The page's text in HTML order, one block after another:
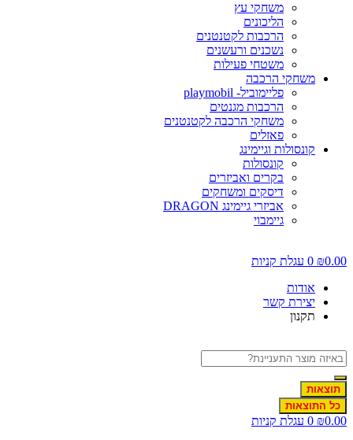
משחקי עץ
הליכונים
הרכבות לקטנטנים
נשכנים ורעשנים
משטחי פעילות
משחקי הרכבה
פליימוביל- playmobil
הרכבות מגנטים
משחקי הרכבה לקטנטנים
פאזלים
קונסולות וגיימינג
קונסולות
בקרים ואביזרים
דיסקים ומשחקים
אביזרי גיימינג DRAGON
גיימבוי
₪
0 עגלת קניות
אודות
יצירת קשר
תקנון
תוצאות
כל התוצאות
₪
0 עגלת קניות